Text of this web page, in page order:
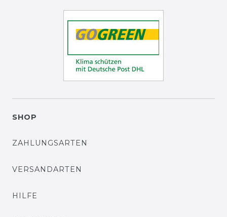
SHOP
ZAHLUNGSARTEN
VERSANDARTEN
HILFE